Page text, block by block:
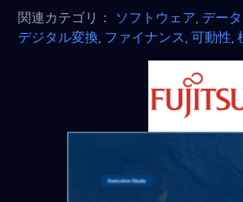
関連カテゴリ： ソフトウェア デー
デジタル変換 ファイナンス 可動性